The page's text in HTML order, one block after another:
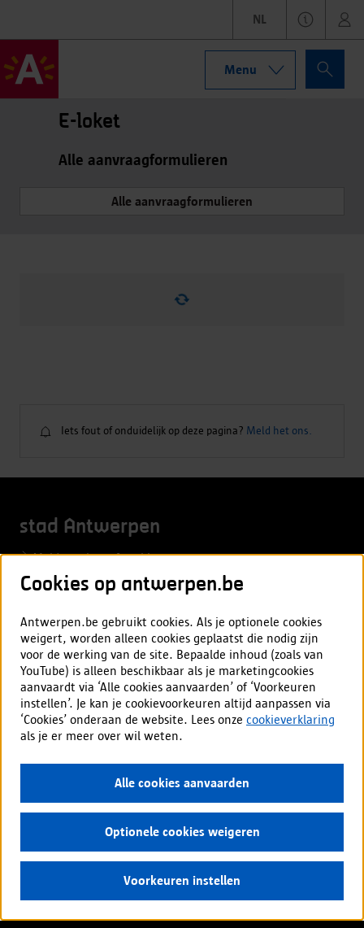
NL
Menu
Cookies op antwerpen.be
Antwerpen.be gebruikt cookies. Als je optionele cookies
weigert, worden alleen cookies geplaatst die nodig zijn
voor de werking van de site. Bepaalde inhoud (zoals van
YouTube) is alleen beschikbaar als je marketingcookies
aanvaardt via ‘Alle cookies aanvaarden’ of ‘Voorkeuren
instellen’. Je kan je cookievoorkeuren altijd aanpassen via
‘Cookies’ onderaan de website. Lees onze cookieverklaring
als je er meer over wil weten.
Alle cookies aanvaarden
Optionele cookies weigeren
Voorkeuren instellen
E-loket
Alle aanvraagformulieren
Alle aanvraagformulieren
Iets
op
deze
pagina?
Iets fout of onduidelijk op deze pagina? Meld het ons.
stad Antwerpen
Meld overlast of probleem
Aanvraag of afspraak
Vacatures
Mijn Antwerpen app
Alles over de app
Ondernemers en bedrijven
Zorgsector en hulpverleners
Scholen en onderwijspersoneel